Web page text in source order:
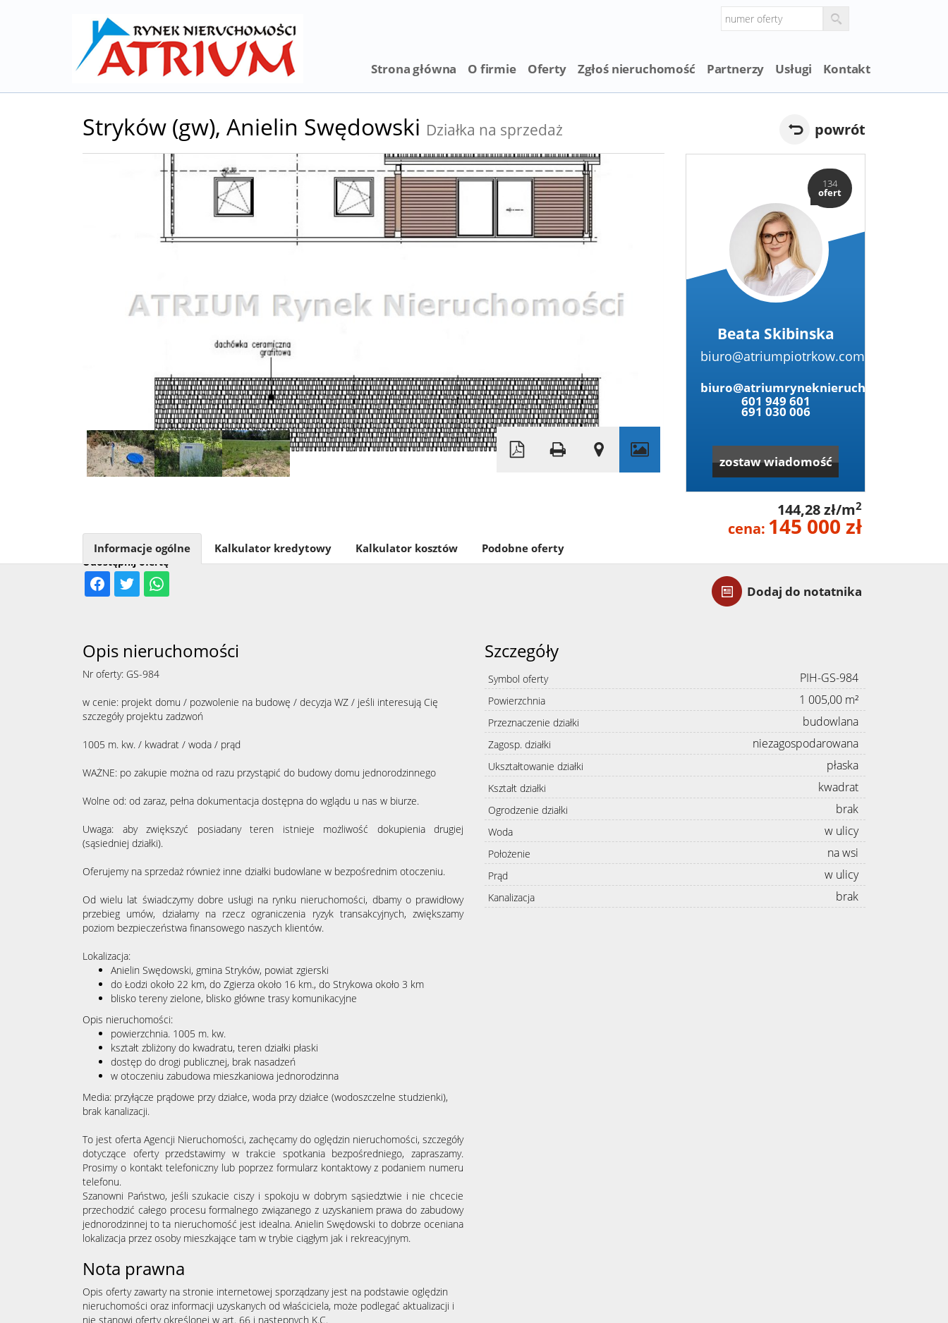
Strona główna O firmie Oferty Zgłoś nieruchomość Partnerzy Usługi Kontakt
Stryków (gw), Anielin Swędowski Działka na sprzedaż powrót
© OpenMapTiles © OpenStreetMap contributors
134
ofert
Beata Skibinska
biuro@atriumpiotrkow.com
biuro@atriumryneknieruchomosci.pl
601 949 601
691 030 006
zostaw wiadomość
144,28 zł/m2
cena: 145 000 zł
Dodaj do notatnika
Udostępnij ofertę
Informacje ogólne Kalkulator kredytowy Kalkulator kosztów Podobne oferty
Opis nieruchomości
Nr oferty: GS-984
w cenie: projekt domu / pozwolenie na budowę / decyzja WZ / jeśli interesują Cię
szczegóły projektu zadzwoń
1005 m. kw. / kwadrat / woda / prąd
WAŻNE: po zakupie można od razu przystąpić do budowy domu jednorodzinnego
Wolne od: od zaraz, pełna dokumentacja dostępna do wglądu u nas w biurze.
Uwaga: aby zwiększyć posiadany teren istnieje możliwość dokupienia drugiej
(sąsiedniej działki).
Oferujemy na sprzedaż również inne działki budowlane w bezpośrednim otoczeniu.
Od wielu lat świadczymy dobre usługi na rynku nieruchomości, dbamy o prawidłowy
przebieg umów, działamy na rzecz ograniczenia ryzyk transakcyjnych, zwiększamy
poziom bezpieczeństwa finansowego naszych klientów.
Lokalizacja:
Anielin Swędowski, gmina Stryków, powiat zgierski
do Łodzi około 22 km, do Zgierza około 16 km., do Strykowa około 3 km
blisko tereny zielone, blisko główne trasy komunikacyjne
Opis nieruchomości:
powierzchnia. 1005 m. kw.
kształt zbliżony do kwadratu, teren działki płaski
dostęp do drogi publicznej, brak nasadzeń
w otoczeniu zabudowa mieszkaniowa jednorodzinna
Media: przyłącze prądowe przy działce, woda przy działce (wodoszczelne studzienki),
brak kanalizacji.
To jest oferta Agencji Nieruchomości, zachęcamy do oględzin nieruchomości, szczegóły
dotyczące oferty przedstawimy w trakcie spotkania bezpośredniego, zapraszamy.
Prosimy o kontakt telefoniczny lub poprzez formularz kontaktowy z podaniem numeru
telefonu.
Szanowni Państwo, jeśli szukacie ciszy i spokoju w dobrym sąsiedztwie i nie chcecie
przechodzić całego procesu formalnego związanego z uzyskaniem prawa do zabudowy
jednorodzinnej to ta nieruchomość jest idealna. Anielin Swędowski to dobrze oceniana
lokalizacja przez osoby mieszkające tam w trybie ciągłym jak i rekreacyjnym.
Nota prawna
Opis oferty zawarty na stronie internetowej sporządzany jest na podstawie oględzin
nieruchomości oraz informacji uzyskanych od właściciela, może podlegać aktualizacji i
nie stanowi oferty określonej w art. 66 i następnych K.C.
Szczegóły
Symbol oferty PIH-GS-984
Powierzchnia 1 005,00 m²
Przeznaczenie działki budowlana
Zagosp. działki niezagospodarowana
Ukształtowanie działki płaska
Kształt działki kwadrat
Ogrodzenie działki brak
Woda w ulicy
Położenie na wsi
Prąd w ulicy
Kanalizacja brak